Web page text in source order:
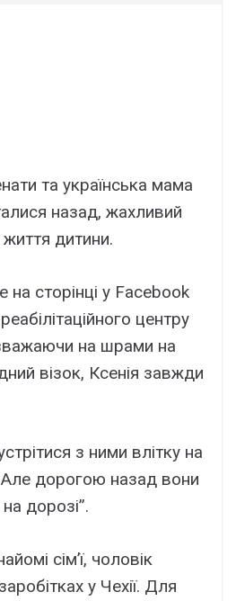
та українська мама
назад, жахливий
дитини.
на сторінці у Facebook
центру
на шрами на
візок, Ксенія завжди
з ними влітку на
Але дорогою назад вони
дорозі”.
сім’ї, чоловік
у Чехії. Для